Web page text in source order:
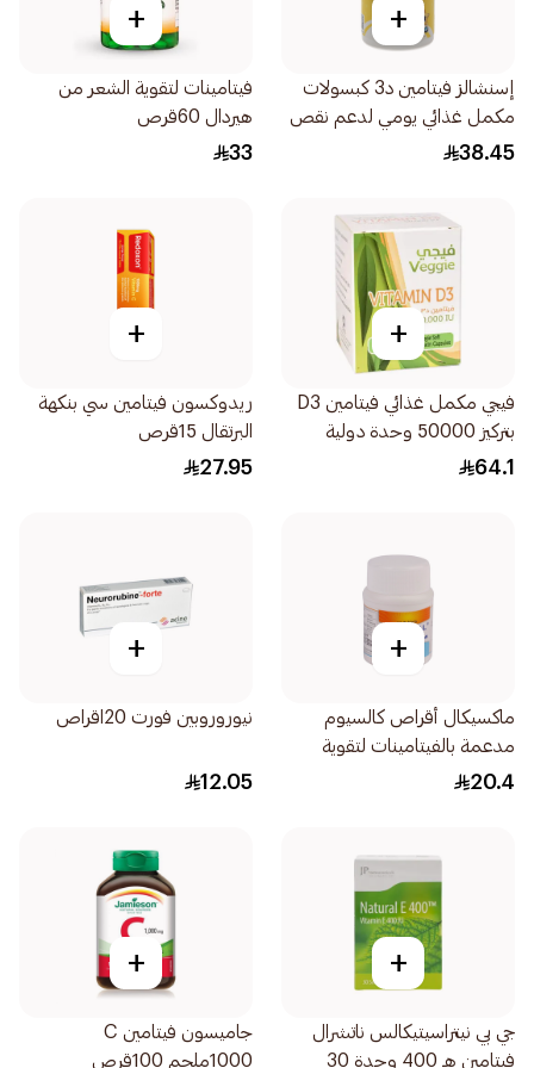
+
إسنشالز فيتامين د3 كبسولات
مكمل غذائي يومي لدعم نقص
العظام 60كبسولة
38.45
+
فيتامينات لتقوية الشعر من
هيردال 60قرص
33
+
فيجي مكمل غذائي فيتامين D3
بتركيز 50000 وحدة دولية
لتعزيز صحة العظام 20قرص
64.1
+
ريدوكسون فيتامين سي بنكهة
البرتقال 15قرص
27.95
+
ماكسيكال أقراص كالسيوم
مدعمة بالفيتامينات لتقوية
العظام 30ااقراص
20.4
+
نيوروروبين فورت 20اقراص
12.05
+
جي بي نيتراسيتيكالس ناتشرال
فيتامين هـ 400 وحدة 30
+
جاميسون فيتامين C
1000ملجم 100قرص